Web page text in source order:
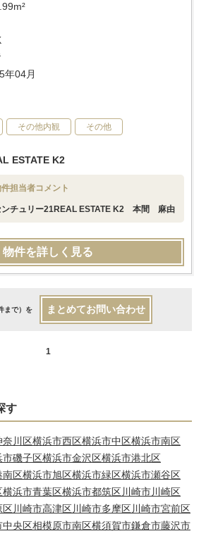
年04月
その他内観 その他
ESTATE K2
担当者コメント
ンチュリー21REAL ESTATE K2 本間 麻由
物件を詳しく見る
まで）を まとめてお問い合わせ
1
す
奈川区横浜市西区横浜市中区横浜市南区
市磯子区横浜市金沢区横浜市港北区
南区横浜市旭区横浜市緑区横浜市瀬谷区
横浜市青葉区横浜市都筑区川崎市川崎区
区川崎市高津区川崎市多摩区川崎市宮前区
中央区相模原市南区横須賀市鎌倉市藤沢市